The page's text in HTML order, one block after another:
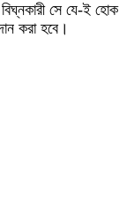
সে যে-ই হোক
করা হবে।